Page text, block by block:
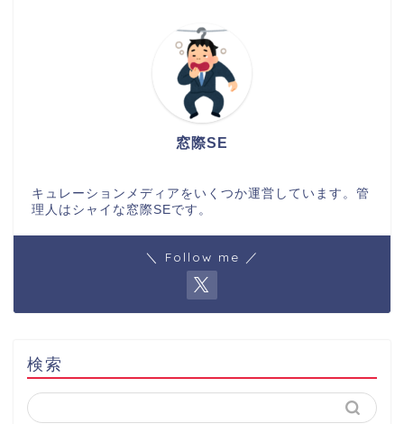
窓際SE
キュレーションメディアをいくつか運営しています。管
理人はシャイな窓際SEです。
＼ Follow me ／
検索